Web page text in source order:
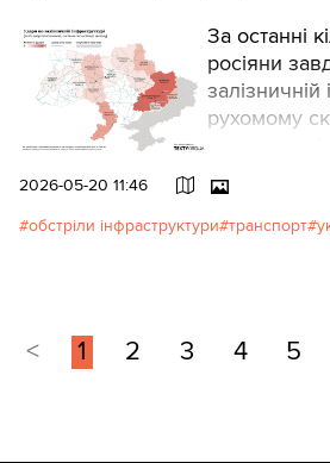
За останні
росіяни
залізничній
рухомому
б’є не лише
логістиці, а
2026-05-20 11:46
обстріли інфраструктури транспорт
< 1 2 3 4 5